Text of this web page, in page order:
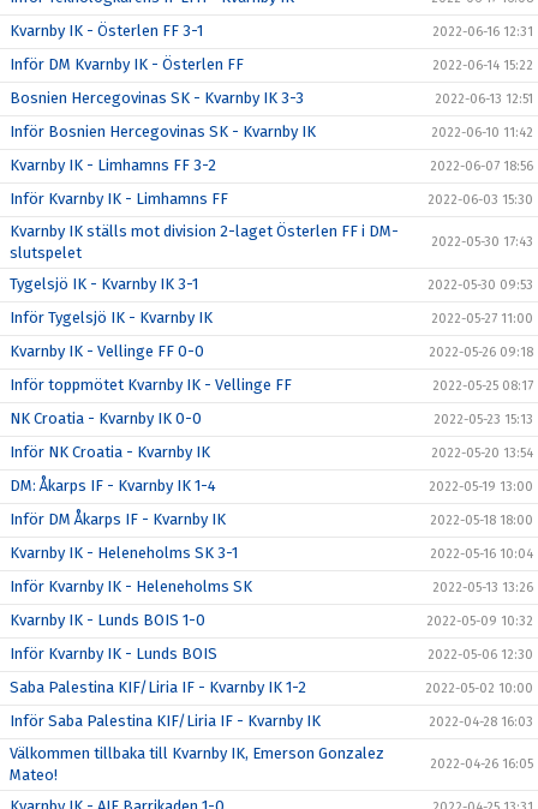
Kvarnby IK - Österlen FF 3-1 2022-06-16 12:31
Inför DM Kvarnby IK - Österlen FF 2022-06-14 15:22
Bosnien Hercegovinas SK - Kvarnby IK 3-3 2022-06-13 12:51
Inför Bosnien Hercegovinas SK - Kvarnby IK 2022-06-10 11:42
Kvarnby IK - Limhamns FF 3-2 2022-06-07 18:56
Inför Kvarnby IK - Limhamns FF 2022-06-03 15:30
Kvarnby IK ställs mot division 2-laget Österlen FF i DM-
slutspelet
2022-05-30 17:43
Tygelsjö IK - Kvarnby IK 3-1 2022-05-30 09:53
Inför Tygelsjö IK - Kvarnby IK 2022-05-27 11:00
Kvarnby IK - Vellinge FF 0-0 2022-05-26 09:18
Inför toppmötet Kvarnby IK - Vellinge FF 2022-05-25 08:17
NK Croatia - Kvarnby IK 0-0 2022-05-23 15:13
Inför NK Croatia - Kvarnby IK 2022-05-20 13:54
DM: Åkarps IF - Kvarnby IK 1-4 2022-05-19 13:00
Inför DM Åkarps IF - Kvarnby IK 2022-05-18 18:00
Kvarnby IK - Heleneholms SK 3-1 2022-05-16 10:04
Inför Kvarnby IK - Heleneholms SK 2022-05-13 13:26
Kvarnby IK - Lunds BOIS 1-0 2022-05-09 10:32
Inför Kvarnby IK - Lunds BOIS 2022-05-06 12:30
Saba Palestina KIF/Liria IF - Kvarnby IK 1-2 2022-05-02 10:00
Inför Saba Palestina KIF/Liria IF - Kvarnby IK 2022-04-28 16:03
Välkommen tillbaka till Kvarnby IK, Emerson Gonzalez
Mateo!
2022-04-26 16:05